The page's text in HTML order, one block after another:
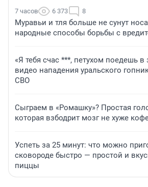
7 часов 6 373 8
Муравьи и тля больше не сунут
народные способы борьбы с
«Я тебя счас ***, петухом поедешь в
видео нападения уральского
СВО
Сыграем в «Ромашку»? Простая
которая взбодрит мозг не хуже
Успеть за 25 минут: что можно
сковороде быстро — простой и
пиццы